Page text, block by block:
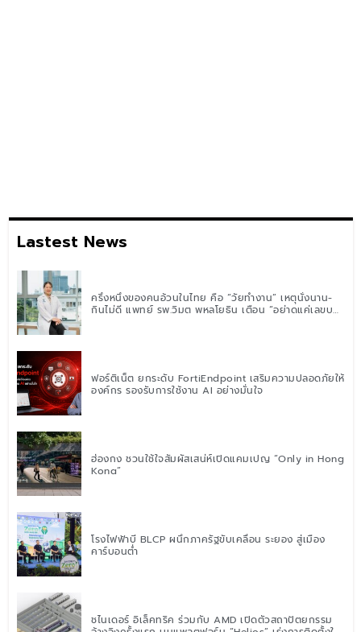
Lastest News
ครึ่งหนึ่งของคนอ้วนในไทย คือ “วัยทำงาน” เหตุนั่งนาน-
กินไม่ดี แพทย์ รพ.วิมุต พหลโยธิน เตือน “อย่าดูแค่เลขบน
ฟอร์ติเน็ต ยกระดับ FortiEndpoint เสริมความปลอดภัยให้
องค์กร รองรับการใช้งาน AI อย่างมั่นใจ
ฮ่องกง ชวนใช้ใจสัมผัสเสน่ห์เปิดแคมเปญ “Only in Hong
Kong”
โรงไฟฟ้าบี BLCP ผนึกภาครัฐขับเคลื่อน ระยอง สู่เมือง
คาร์บอนต่ำ
ชไนเดอร์ อิเล็คทริค ร่วมกับ AMD เปิดตัวสถาปัตยกรรม